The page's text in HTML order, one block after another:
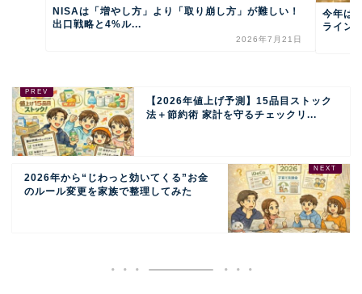
NISAは「増やし方」より「取り崩し方」が難しい！
出口戦略と4%ル...
2026年7月21日
今年は
ライン
【2026年値上げ予測】15品目ストック
法＋節約術 家計を守るチェックリ...
2026年から“じわっと効いてくる”お金
のルール変更を家族で整理してみた